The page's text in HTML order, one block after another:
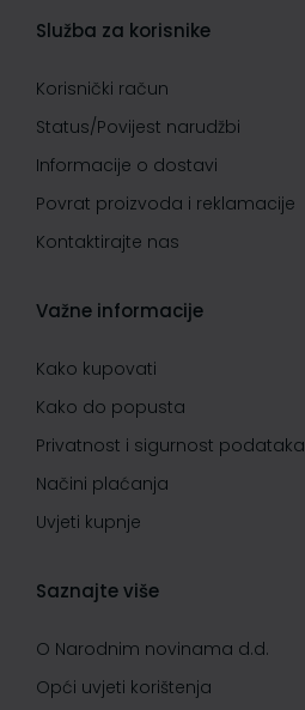
Služba za korisnike
Korisnički račun
Status/Povijest narudžbi
Informacije o dostavi
Povrat proizvoda i reklamacije
Kontaktirajte nas
Važne informacije
Kako kupovati
Kako do popusta
Privatnost i sigurnost podataka
Načini plaćanja
Uvjeti kupnje
Saznajte više
O Narodnim novinama d.d.
Opći uvjeti korištenja